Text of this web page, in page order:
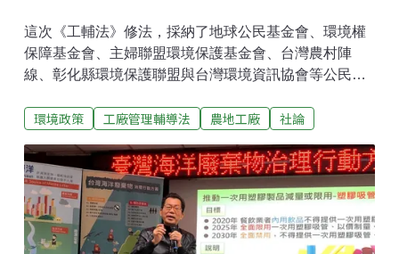
這次《工輔法》修法，採納了地球公民基金會、環境權
保障基金會、主婦聯盟環境保護基金會、台灣農村陣
線、彰化縣環境保護聯盟與台灣環境資訊協會等公民團
管工廠的處罰，以及中央取代地方政府直接執法的權
來希望改善地方政府怠忽職守的公民訴訟條款納入，而
且對於將低污染工廠集中管理來改善農工雜陳亂象的問
題，則幾乎沒有法律作為。本會將持續監督政府，依法
落實農地違規工廠的資訊公開政策，並透過持續報導及
追蹤，協同友會伙伴，共同促成中央及各縣市政府落實
環境政策 工廠管理輔導法 農地工廠 社論